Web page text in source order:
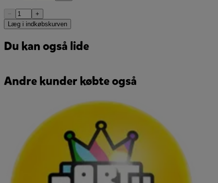
−
+
Læg i indkøbskurven
Du kan også lide
Andre kunder købte også